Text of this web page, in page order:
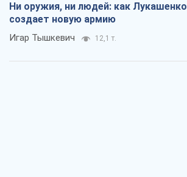
Ни оружия, ни людей: как Лукашенко
создает новую армию
Игар Тышкевич 12,1 т.